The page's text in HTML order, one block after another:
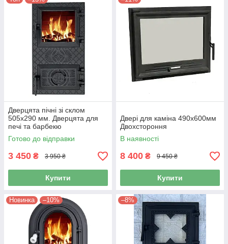
Дверцята пічні зі склом
505х290 мм. Дверцята для
печі та барбекю
Готово до відправки
3 450 ₴ 3 950 ₴
Купити
Двері для каміна 490x600мм
Двохстороння
В наявності
8 400 ₴ 9 450 ₴
Купити
Новинка –10% –8%